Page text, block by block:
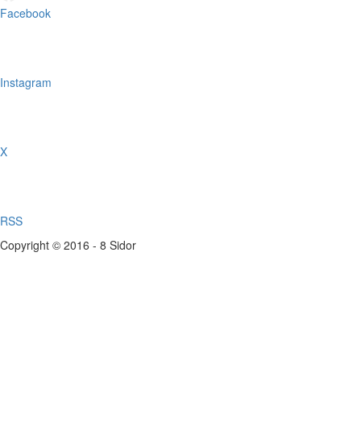
Facebook
Instagram
X
RSS
Copyright © 2016 - 8 Sidor